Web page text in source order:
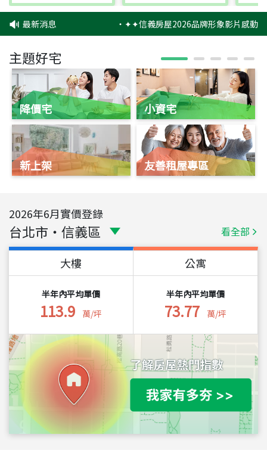
最新消息 ‧✦✦信義房屋2026品牌形象影片感動
主題好宅
降價宅
新上架
小資宅
友善租屋專區
2026年6月實價登錄
台北市 ・ 信義區 看全部
大樓
半年內平均單價
113.9 萬/坪
公寓
半年內平均單價
73.77 萬/坪